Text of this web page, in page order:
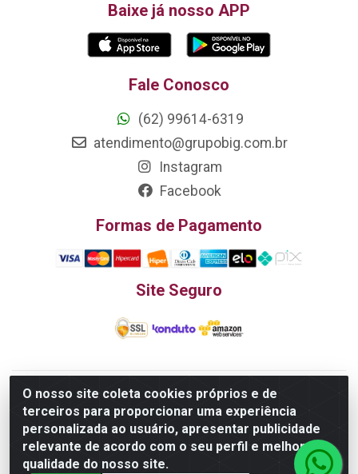
O nosso site coleta cookies próprios e de
terceiros para proporcionar uma experiência
personalizada ao usuário, apresentar publicidade
relevante de acordo com o seu perfil e melhorar a
qualidade do nosso site.
Baixe já nosso APP
Fale Conosco
(62) 99614-6319
atendimento@grupobig.com.br
Instagram
Facebook
Formas de Pagamento
Site Seguro
Edn Utilidades Domésticas Importação e Exportação LTDA - R.
Edmundo Pinto da Cunha, LT APM 06, N 133 - Res. Luiza
Monteiro, Trindade - GO, 75385-000 - CNPJ
20.758.851.0045/26